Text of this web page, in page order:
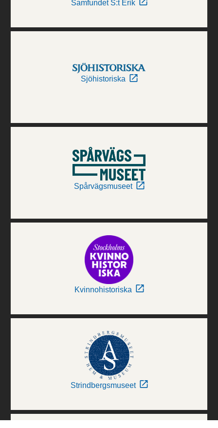
Samfundet S:t Erik
Sjöhistoriska
Spårvägsmuseet
Kvinnohistoriska
Strindbergsmuseet